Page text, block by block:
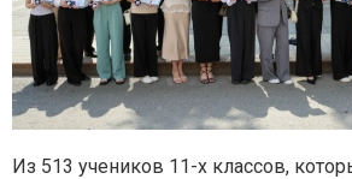
Из 513 учеников 11-х классов,